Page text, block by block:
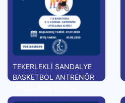
TEKERLEKLİ SANDALYE
BASKETBOL ANTRENÖR